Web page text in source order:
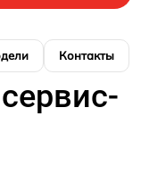
Контакты